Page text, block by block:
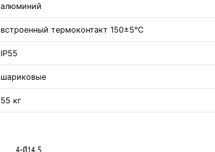
алюминий
встроенный термоконтакт 150±5°C
IP55
шариковые
55 кг